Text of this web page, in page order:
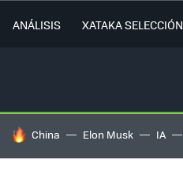
ANÁLISIS XATAKA SELECCIÓN
HOY SE HABLA DE
China Elon Musk IA